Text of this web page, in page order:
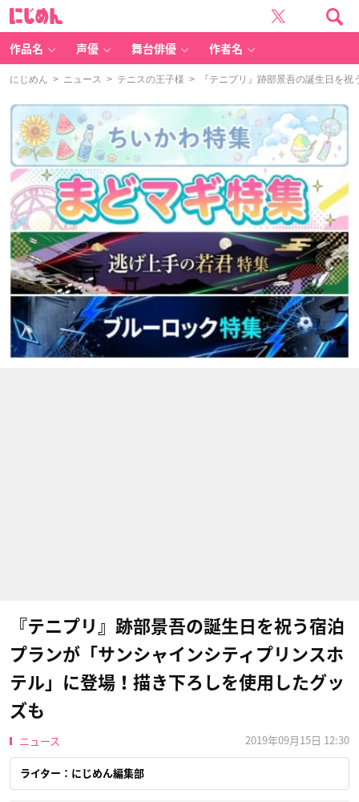
作品名 声優 舞台俳優 作者名
にじめん > ニュース > テニスの王子様 > 『テニプリ』跡部景吾の誕生日を祝
『テニプリ』跡部景吾の誕生日を祝う宿泊
プランが「サンシャインシティプリンスホ
テル」に登場！描き下ろしを使用したグッ
ズも
ニュース 2019年09月15日 12:30
ライター：にじめん編集部